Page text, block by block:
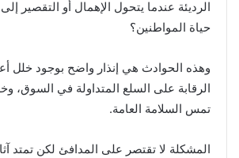
الرديئة عندما يتحول الإهمال أو التقصير
حياة المواطنين؟
وهذه الحوادث هي إنذار واضح بوجود خلل
الرقابة على السلع المتداولة في السوق،
تمس السلامة العامة.
المشكلة لا تقتصر على المدافئ لكن تمتد